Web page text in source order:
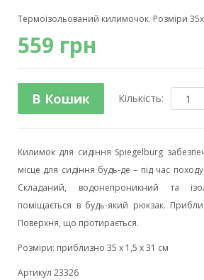
Термоізольований килимочок. Розміри
559 грн
В Кошик Кількість:
Килимок для сидіння Spiegelburg
місце для сидіння будь-де – під час
Складаний, водонепроникний та
поміщається в будь-який рюкзак.
Поверхня, що протирається.
Розміри: приблизно 35 x 1,5 x 31 см
Артикул 23326